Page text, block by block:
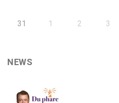
31 1 2 3
NEWS